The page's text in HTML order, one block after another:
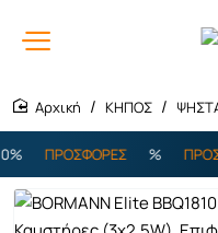
ΚΗΠΟΣ
ΠΡΟΣΦΟΡΕΣ